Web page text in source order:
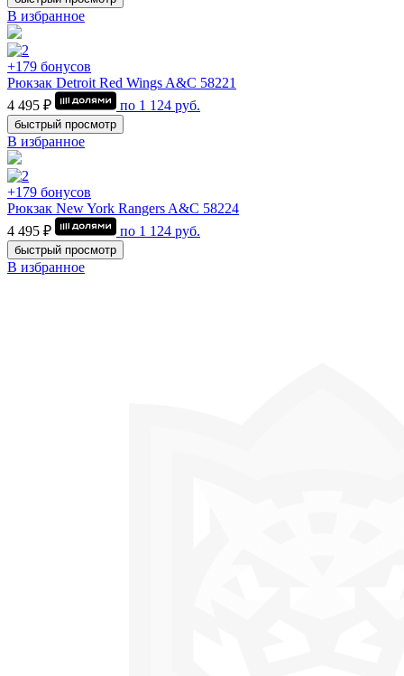
В избранное
+179 бонусов
Рюкзак Detroit Red Wings A&C 58221
4 495 ₽
по 1 124 руб.
быстрый просмотр
В избранное
+179 бонусов
Рюкзак New York Rangers A&C 58224
4 495 ₽
по 1 124 руб.
быстрый просмотр
В избранное